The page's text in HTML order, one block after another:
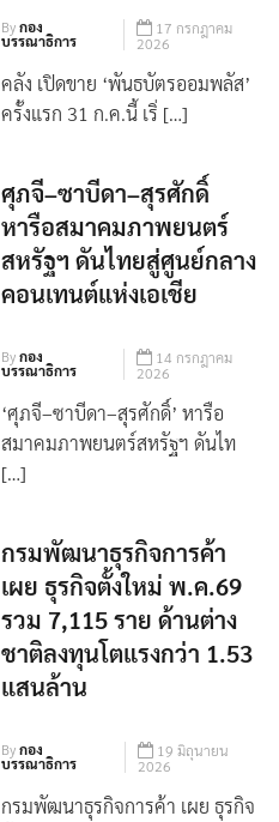
Byกอง
บรรณาธิการ
17 กรกฎาคม
2026
คลัง เปิดขาย ‘พันธบัตรออมพลัส’
ครั้งแรก 31 ก.ค.นี้ เริ่ […]
ศุภจี–ซาบีดา–สุรศักดิ์
หารือสมาคมภาพยนตร์
สหรัฐฯ ดันไทยสู่ศูนย์กลาง
คอนเทนต์แห่งเอเชีย
Byกอง
บรรณาธิการ
14 กรกฎาคม
2026
‘ศุภจี–ซาบีดา–สุรศักดิ์’ หารือ
สมาคมภาพยนตร์สหรัฐฯ ดันไท
[…]
กรมพัฒนาธุรกิจการค้า
เผย ธุรกิจตั้งใหม่ พ.ค.69
รวม 7,115 ราย ด้านต่าง
ชาติลงทุนโตแรงกว่า 1.53
แสนล้าน
Byกอง
บรรณาธิการ
19 มิถุนายน
2026
กรมพัฒนาธุรกิจการค้า เผย ธุรกิจ